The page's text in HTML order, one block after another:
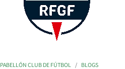
PABELLÓN CLUB DE FÚTBOL BLOGS